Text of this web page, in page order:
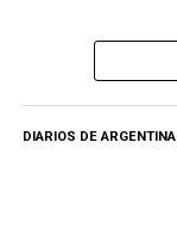
DIARIOS DE ARGENTINA